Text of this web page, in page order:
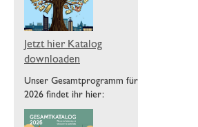
Jetzt hier Katalog
downloaden
Unser Gesamtprogramm für
2026 findet ihr hier: